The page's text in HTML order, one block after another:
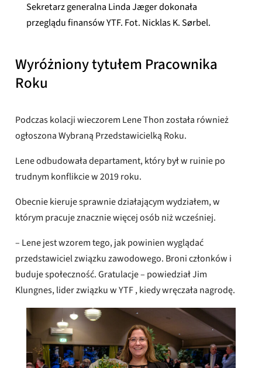
Sekretarz generalna Linda Jæger dokonała
przeglądu finansów YTF. Fot. Nicklas K. Sørbel.
Wyróżniony tytułem Pracownika
Roku
Podczas kolacji wieczorem Lene Thon została również
ogłoszona Wybraną Przedstawicielką Roku.
Lene odbudowała departament, który był w ruinie po
trudnym konflikcie w 2019 roku.
Obecnie kieruje sprawnie działającym wydziałem, w
którym pracuje znacznie więcej osób niż wcześniej.
– Lene jest wzorem tego, jak powinien wyglądać
przedstawiciel związku zawodowego. Broni członków i
buduje społeczność. Gratulacje – powiedział Jim
Klungnes, lider związku w YTF , kiedy wręczała nagrodę.